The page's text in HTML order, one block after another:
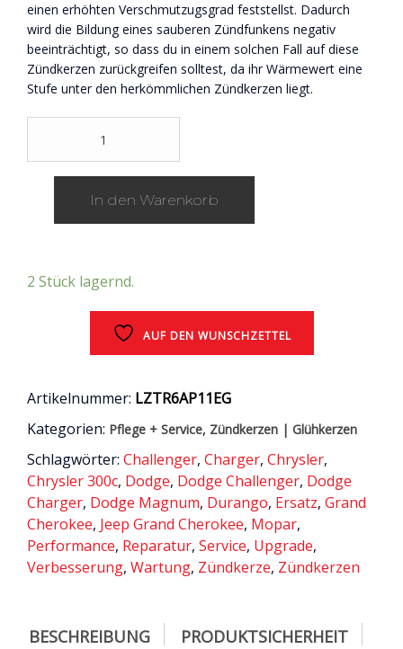
einen erhöhten Verschmutzugsgrad feststellst. Dadurch
wird die Bildung eines sauberen Zündfunkens negativ
beeinträchtigt, so dass du in einem solchen Fall auf diese
Zündkerzen zurückgreifen solltest, da ihr Wärmewert eine
Stufe unter den herkömmlichen Zündkerzen liegt.
Platinum
Chrysler
Charger
&
Challenger
In den Warenkorb
2 Stück lagernd.
AUF DEN WUNSCHZETTEL
Artikelnummer: LZTR6AP11EG
Kategorien: Pflege + Service, Zündkerzen | Glühkerzen
Schlagwörter: Challenger, Charger, Chrysler,
Chrysler 300c, Dodge, Dodge Challenger, Dodge
Charger, Dodge Magnum, Durango, Ersatz, Grand
Cherokee, Jeep Grand Cherokee, Mopar,
Performance, Reparatur, Service, Upgrade,
Verbesserung, Wartung, Zündkerze, Zündkerzen
BESCHREIBUNG PRODUKTSICHERHEIT